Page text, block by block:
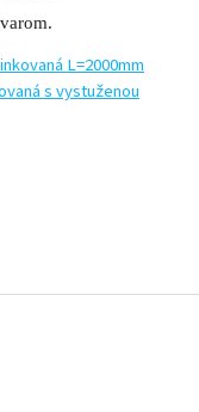
L=2000mm
s vystuženou